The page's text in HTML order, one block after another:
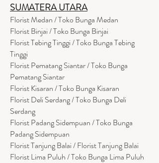
SUMATERA UTARA
Florist Medan / Toko Bunga Medan
Florist Binjai / Toko Bunga Binjai
Florist Tebing Tinggi / Toko Bunga Tebing
Tinggi
Florist Pematang Siantar / Toko Bunga
Pematang Siantar
Florist Kisaran / Toko Bunga Kisaran
Florist Deli Serdang / Toko Bunga Deli
Serdang
Florist Padang Sidempuan / Toko Bunga
Padang Sidempuan
Florist Tanjung Balai / Florist Tanjung Balai
Florist Lima Puluh / Toko Bunga Lima Puluh